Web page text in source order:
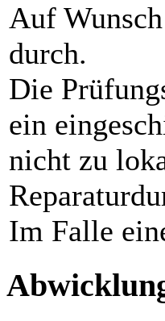
Auf
durch.
Die
ein
nicht zu
Im Falle